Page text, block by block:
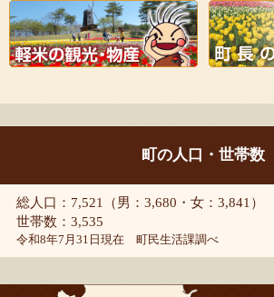
町の人口・世帯数
総人口：7,521（男：3,680・女：3,841）
世帯数：3,535
令和8年7月31日現在 町民生活課調べ